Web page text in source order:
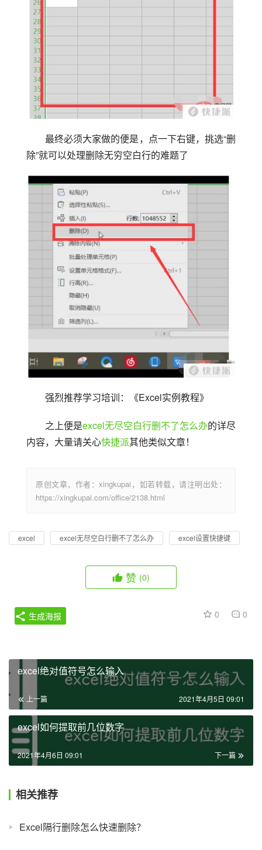
最终必须大家做的便是，点一下右键，挑选“删
除”就可以处理删除无穷空白行的难题了
强烈推荐学习培训：《Excel实例教程》
之上便是excel无尽空白行删不了怎么办的详尽
内容，大量请关心快捷派其他类似文章！
原创文章，作者：xingkupai，如若转载，请注明出处：
https://xingkupai.com/office/2138.html
excel excel无尽空白行删不了怎么办 excel设置快捷键
赞 (0)
0 0
生成海报
excel绝对值符号怎么输入
上一篇 2021年4月5日 09:01
excel如何提取前几位数字
下一篇
2021年4月6日 09:01
相关推荐
Excel隔行删除怎么快速删除？